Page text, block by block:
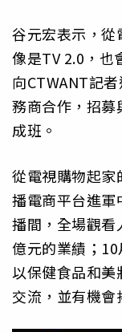
谷元宏表示，
像是TV 2.0，也
向CTWANT記
務商合作，招募
成班。
從電視購物起家
播電商平台進軍
播間，全場觀看
億元的業績；
以保健食品和美
交流，並有機會